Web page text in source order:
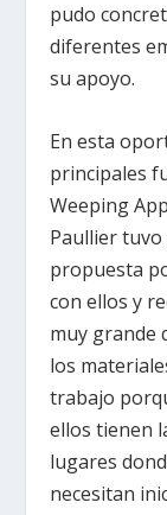
pudo
diferentes
su apoyo.
En esta
principales
Weeping
Paullier
propuesta
con ellos y
muy grande
los
trabajo
ellos tienen
lugares
necesitan